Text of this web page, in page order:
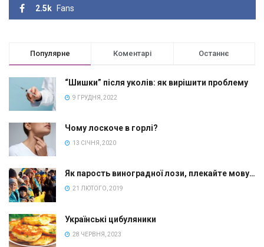
2.5k Fans
Популярне Коментарі Останнє
“Шишки” після уколів: як вирішити проблему
9 ГРУДНЯ, 2022
Чому лоскоче в горлі?
13 СІЧНЯ, 2020
Як парость виноградної лози, плекайте мову…
21 ЛЮТОГО, 2019
Українські цибуляники
28 ЧЕРВНЯ, 2023